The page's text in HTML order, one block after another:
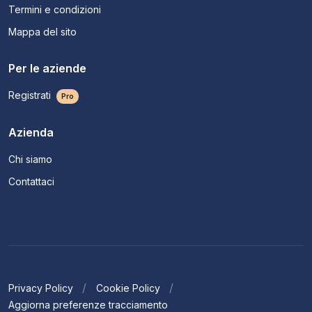
Termini e condizioni
Mappa del sito
Per le aziende
Registrati Pro
Azienda
Chi siamo
Contattaci
Privacy Policy
Cookie Policy
Aggiorna preferenze tracciamento